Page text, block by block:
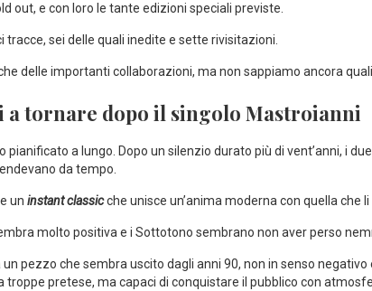
out, e con loro le tante edizioni speciali previste.
tracce, sei delle quali inedite e sette rivisitazioni.
delle importanti collaborazioni, ma non sappiamo ancora
a tornare dopo il singolo Mastroianni
pianificato a lungo. Dopo un silenzio durato più di vent’anni, i
da tempo.
un instant classicche unisce un’anima moderna con quella che
molto positiva e i Sottotono sembrano non aver perso
pezzo che sembra uscito dagli anni 90, non in senso
troppe pretese, ma capaci di conquistare il pubblico con